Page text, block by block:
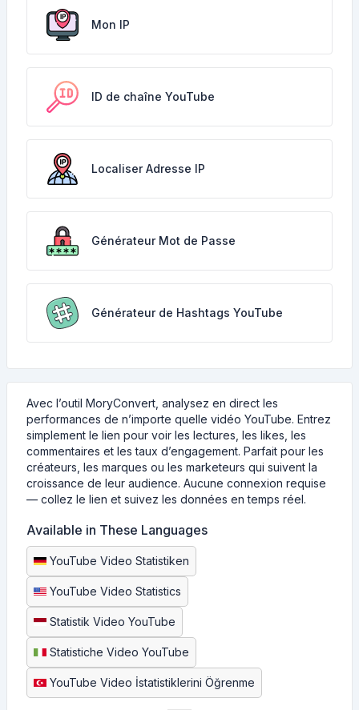
Mon IP
ID de chaîne YouTube
Localiser Adresse IP
Générateur Mot de Passe
Générateur de Hashtags YouTube
Avec l’outil MoryConvert, analysez en direct les
performances de n’importe quelle vidéo YouTube. Entrez
simplement le lien pour voir les lectures, les likes, les
commentaires et les taux d’engagement. Parfait pour les
créateurs, les marques ou les marketeurs qui suivent la
croissance de leur audience. Aucune connexion requise
— collez le lien et suivez les données en temps réel.
Available in These Languages
YouTube Video Statistiken
YouTube Video Statistics
Statistik Video YouTube
Statistiche Video YouTube
YouTube Video İstatistiklerini Öğrenme